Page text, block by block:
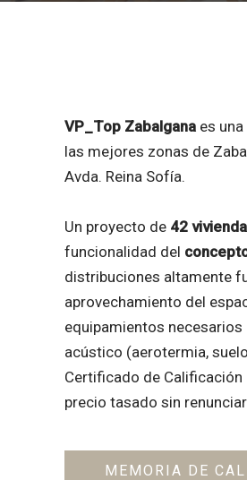
VP_Top Zabalgana es
las mejores zonas de
Avda. Reina Sofía.
Un proyecto de 42
funcionalidad del
distribuciones altamente
aprovechamiento del
equipamientos
acústico (aerotermia,
Certificado de
precio tasado sin
MEMORIA DE